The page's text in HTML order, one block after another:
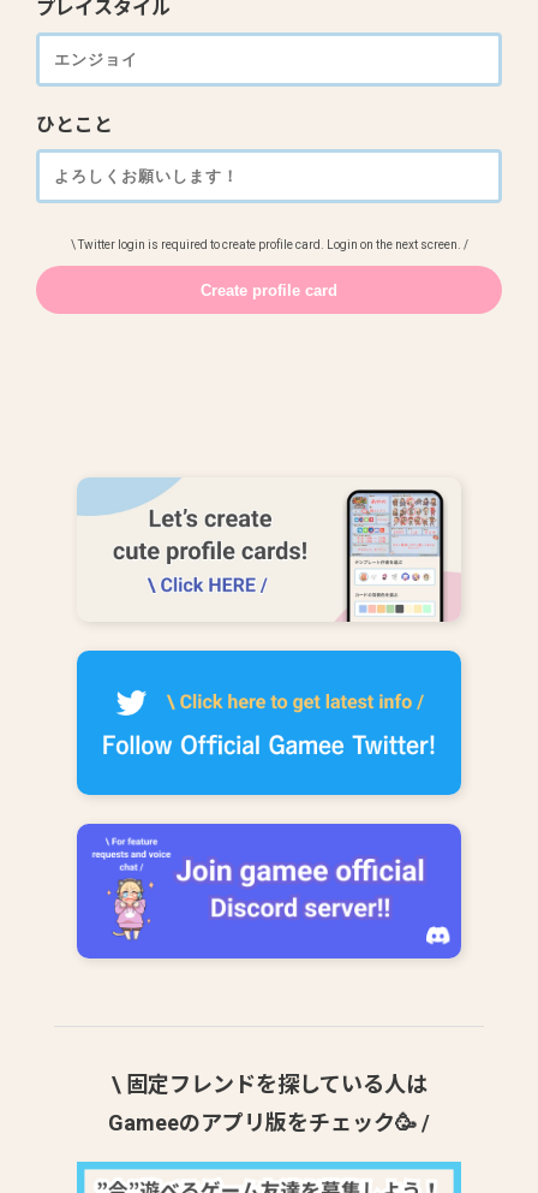
プレイスタイル
ひとこと
\ Twitter login is required to create profile card. Login on the next screen. /
\ 固定フレンドを探している人は
Gameeのアプリ版をチェック🥳 /